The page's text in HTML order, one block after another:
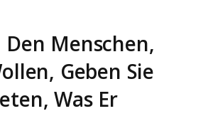
Den Menschen,
Geben Sie
Was Er